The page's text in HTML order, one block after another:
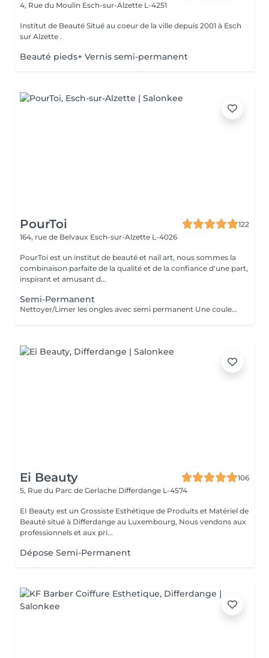
4, Rue du Moulin Esch-sur-Alzette L-4251
Institut de Beauté Situé au coeur de la ville depuis 2001 à Esch
sur Alzette .
Beauté pieds+ Vernis semi-permanent
PourToi
122
164, rue de Belvaux Esch-sur-Alzette L-4026
PourToi est un institut de beauté et nail art, nous sommes la
combinaison parfaite de la qualité et de la confiance d'une part,
inspirant et amusant d...
Semi-Permanent
Nettoyer/Limer les ongles avec semi permanent Une couleur simple Pas de Nail Art inclus
Ei Beauty
106
5, Rue du Parc de Gerlache Differdange L-4574
EI Beauty est un Grossiste Esthétique de Produits et Matériel de
Beauté situé à Differdange au Luxembourg, Nous vendons aux
professionnels et aux pri...
Dépose Semi-Permanent